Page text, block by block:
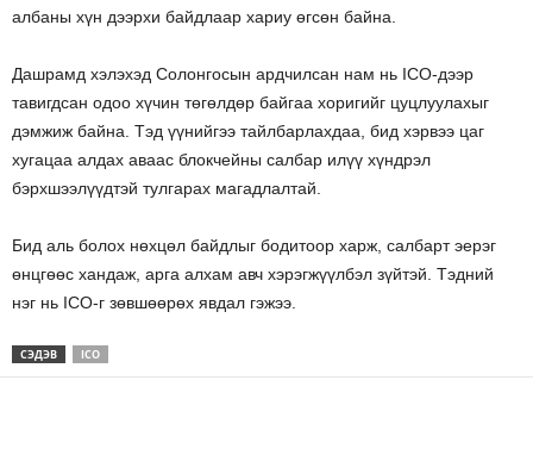
албаны хүн дээрхи байдлаар хариу өгсөн байна.
Дашрамд хэлэхэд Солонгосын ардчилсан нам нь ICO-дээр
тавигдсан одоо хүчин төгөлдөр байгаа хоригийг цуцлуулахыг
дэмжиж байна. Тэд үүнийгээ тайлбарлахдаа, бид хэрвээ цаг
хугацаа алдах аваас блокчейны салбар илүү хүндрэл
бэрхшээлүүдтэй тулгарах магадлалтай.
Бид аль болох нөхцөл байдлыг бодитоор харж, салбарт эерэг
өнцгөөс хандаж, арга алхам авч хэрэгжүүлбэл зүйтэй. Тэдний
нэг нь ICO-г зөвшөөрөх явдал гэжээ.
СЭДЭВ ICO